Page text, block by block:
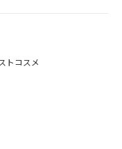
トコスメ